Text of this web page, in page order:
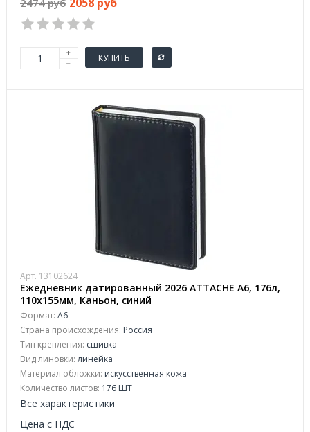
2474 руб
КУПИТЬ
Арт. 13102624
Ежедневник датированный 2026 АТТАСНЕ А6, 176л,
110х155мм, Каньон, синий
Формат: А6
Страна происхождения: Россия
Тип крепления: сшивка
Вид линовки: линейка
Материал обложки: искусственная кожа
Количество листов: 176 ШТ
Все характеристики
Цена с НДС